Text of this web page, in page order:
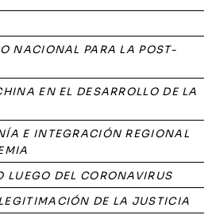
NACIONAL PARA LA POST-
EN EL DESARROLLO DE LA
E INTEGRACIÓN REGIONAL
LUEGO DEL CORONAVIRUS
DE LA JUSTICIA